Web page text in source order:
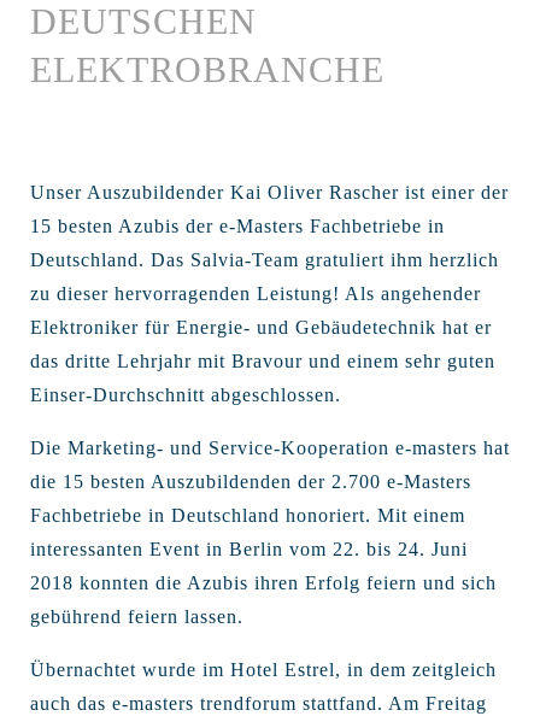
DEUTSCHEN
ELEKTROBRANCHE
Unser Auszubildender Kai Oliver Rascher ist einer der
15 besten Azubis der e-Masters Fachbetriebe in
Deutschland. Das Salvia-Team gratuliert ihm herzlich
zu dieser hervorragenden Leistung! Als angehender
Elektroniker für Energie- und Gebäudetechnik hat er
das dritte Lehrjahr mit Bravour und einem sehr guten
Einser-Durchschnitt abgeschlossen.
Die Marketing- und Service-Kooperation e-masters hat
die 15 besten Auszubildenden der 2.700 e-Masters
Fachbetriebe in Deutschland honoriert. Mit einem
interessanten Event in Berlin vom 22. bis 24. Juni
2018 konnten die Azubis ihren Erfolg feiern und sich
gebührend feiern lassen.
Übernachtet wurde im Hotel Estrel, in dem zeitgleich
auch das e-masters trendforum stattfand. Am Freitag